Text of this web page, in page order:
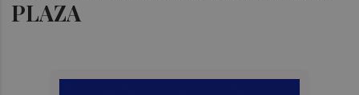
PLAZA